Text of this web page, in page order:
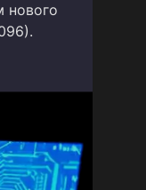
нового